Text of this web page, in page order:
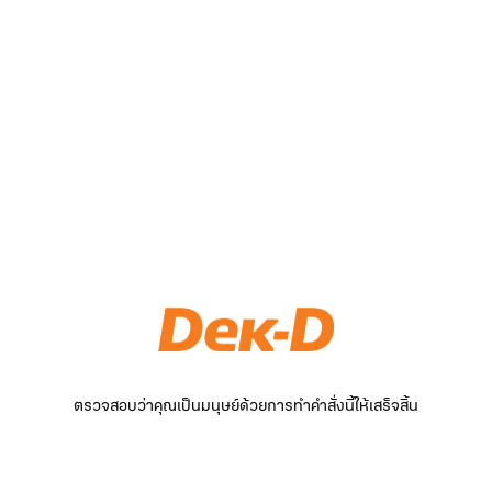
ตรวจสอบว่าคุณเป็นมนุษย์ด้วยการทำคำสั่งนี้ให้เสร็จสิ้น